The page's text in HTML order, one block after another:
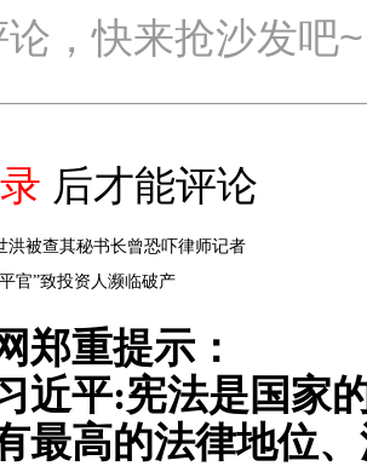
，快来抢沙发吧~
后才能评论
洪被查其秘书长曾恐吓律师记者
官”致投资人濒临破产
郑重提示：
近平:宪法是国家
最高的法律地位